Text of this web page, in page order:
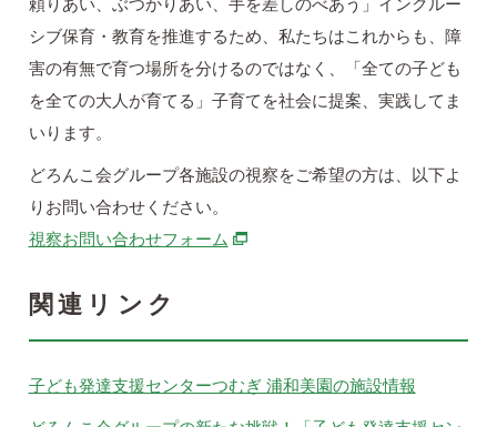
頼りあい、ぶつかりあい、手を差しのべあう」インクルー
シブ保育・教育を推進するため、私たちはこれからも、障
害の有無で育つ場所を分けるのではなく、「全ての子ども
を全ての大人が育てる」子育てを社会に提案、実践してま
いります。
どろんこ会グループ各施設の視察をご希望の方は、以下よ
りお問い合わせください。
視察お問い合わせフォーム 別ウィンドウで開きます
関連リンク
子ども発達支援センターつむぎ 浦和美園の施設情報